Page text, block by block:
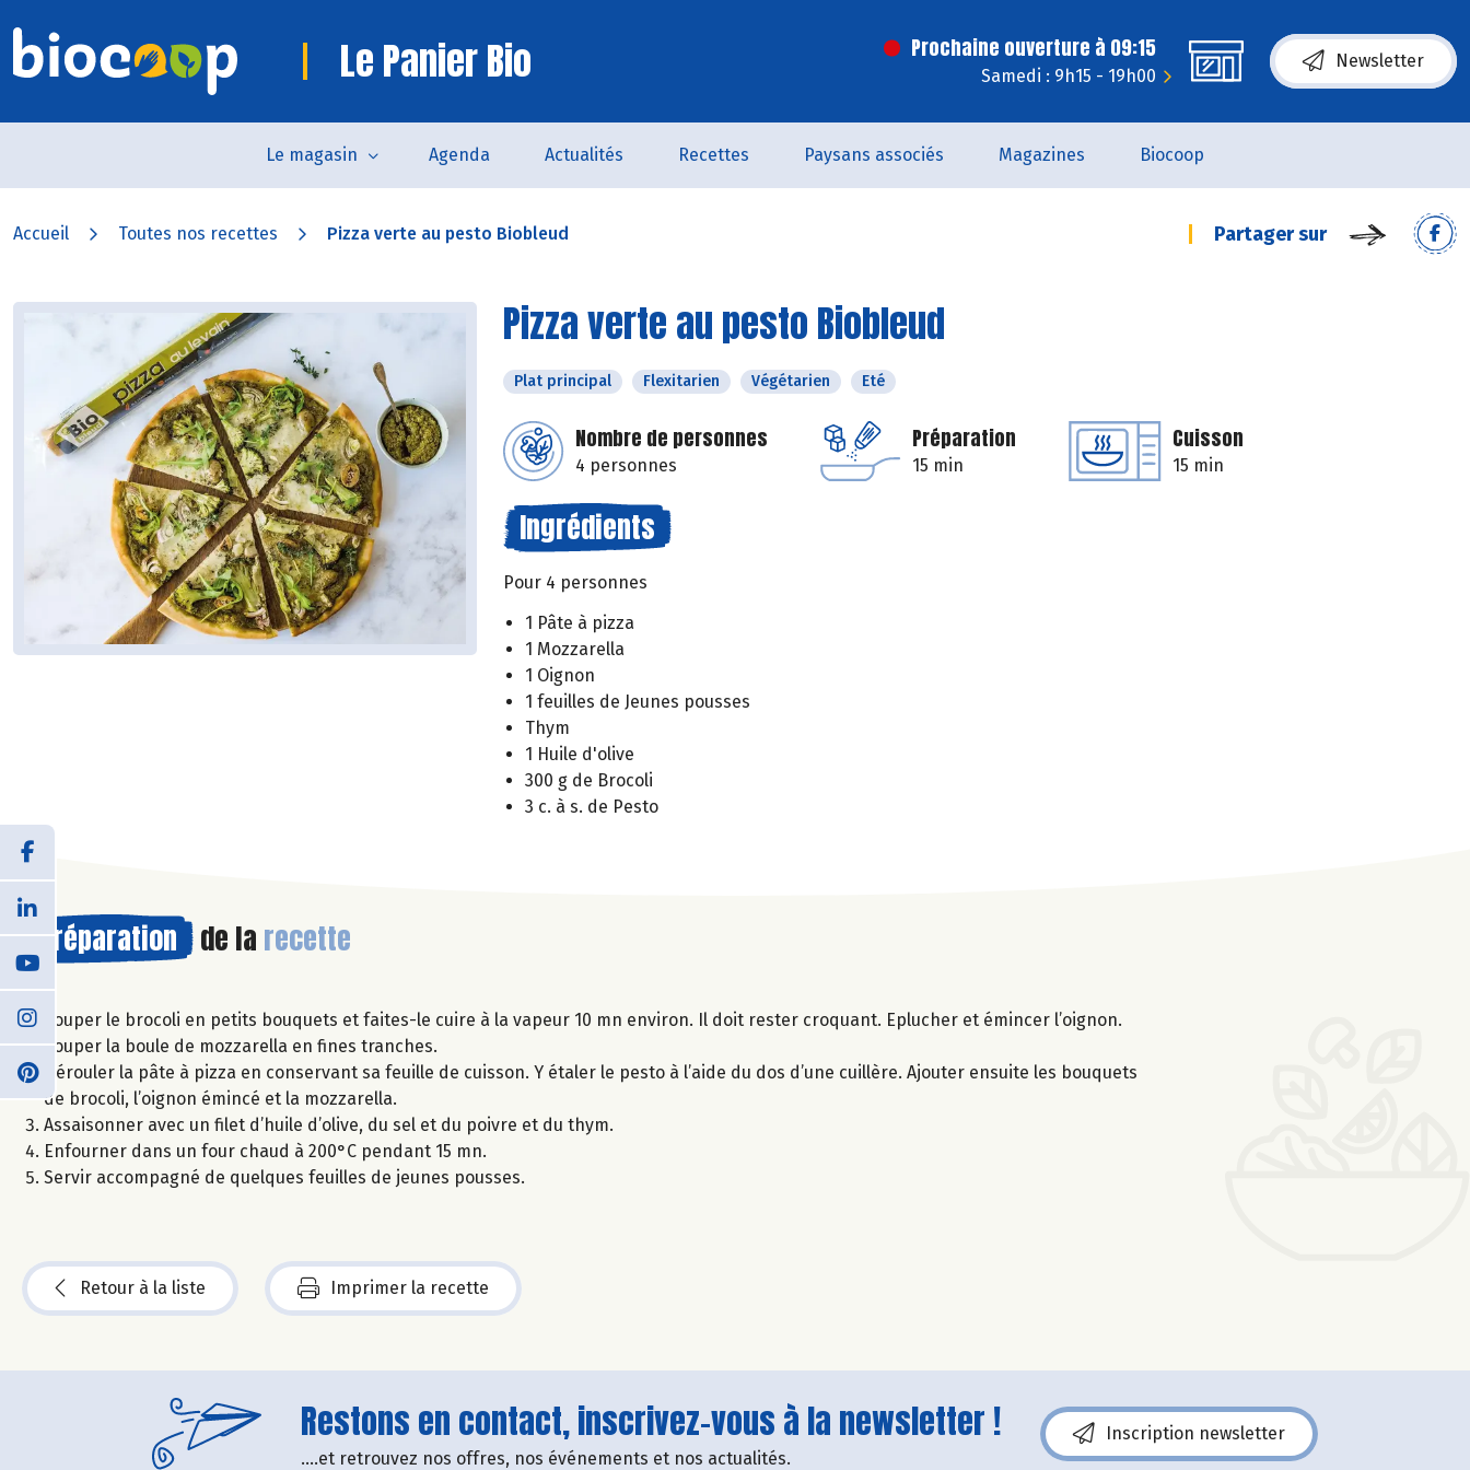
Le Panier Bio Prochaine ouverture à 09:15
Samedi : 9h15 - 19h00
Newsletter
Le magasin Agenda Actualités Recettes Paysans associés Magazines Biocoop
Accueil Toutes nos recettes Pizza verte au pesto Biobleud Partager sur
Pizza verte au pesto Biobleud
Plat principal Flexitarien Végétarien Eté
Nombre de personnes
4 personnes
Préparation
15 min
Cuisson
15 min
Ingrédients
Pour 4 personnes
1 Pâte à pizza
1 Mozzarella
1 Oignon
1 feuilles de Jeunes pousses
Thym
1 Huile d'olive
300 g de Brocoli
3 c. à s. de Pesto
Préparation de la recette
Couper le brocoli en petits bouquets et faites-le cuire à la vapeur 10 mn environ. Il doit rester croquant. Eplucher et émincer l’oignon.
Couper la boule de mozzarella en fines tranches.
Dérouler la pâte à pizza en conservant sa feuille de cuisson. Y étaler le pesto à l’aide du dos d’une cuillère. Ajouter ensuite les bouquets
de brocoli, l’oignon émincé et la mozzarella.
Assaisonner avec un filet d’huile d’olive, du sel et du poivre et du thym.
Enfourner dans un four chaud à 200°C pendant 15 mn.
Servir accompagné de quelques feuilles de jeunes pousses.
Retour à la liste Imprimer la recette
Restons en contact, inscrivez-vous à la newsletter !
....et retrouvez nos offres, nos événements et nos actualités.
Inscription newsletter